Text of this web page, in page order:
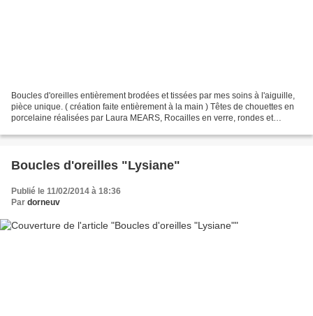
Boucles d'oreilles entièrement brodées et tissées par mes soins à l'aiguille,
pièce unique. ( création faite entièrement à la main ) Têtes de chouettes en
porcelaine réalisées par Laura MEARS, Rocailles en verre, rondes et
Boucles d'oreilles "Lysiane"
Publié le 11/02/2014 à 18:36
Par dorneuv